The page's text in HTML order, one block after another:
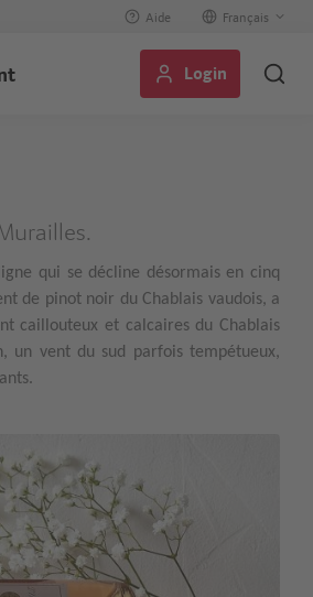
Aide
Select
your
language
Login
qui se décline désormais en cinq
de pinot noir du Chablais vaudois, a
caillouteux et calcaires du Chablais
un vent du sud parfois tempétueux,